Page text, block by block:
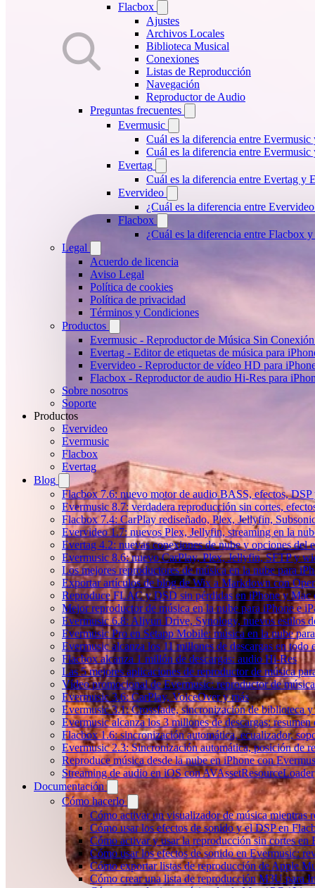
Flacbox
Ajustes
Archivos Locales
Biblioteca Musical
Conexiones
Listas de Reproducción
Navegación
Reproductor de Audio
Preguntas frecuentes
Evermusic
Cuál es la diferencia entre
Cuál es la diferencia entre
Evertag
Cuál es la diferencia entre Evertag y
Evervideo
¿Cuál es la diferencia entre
Flacbox
¿Cuál es la diferencia entre Flacbox
Legal
Acuerdo de licencia
Aviso Legal
Política de cookies
Política de privacidad
Términos y Condiciones
Productos
Evermusic - Reproductor de Música Sin
Evertag - Editor de etiquetas de música para
Evervideo - Reproductor de vídeo HD para
Flacbox - Reproductor de audio Hi-Res para
Sobre nosotros
Soporte
Productos
Evervideo
Evermusic
Flacbox
Evertag
Blog
Flacbox 7.6: nuevo motor de audio BASS, efectos,
Evermusic 8.7: verdadera reproducción sin cortes,
Flacbox 7.4: CarPlay rediseñado, Plex, Jellyfin,
Evervideo 1.7: nuevos Plex, Jellyfin, streaming en la
Evertag 4.2: nuevas conexiones de nube y opciones del
Evermusic 8.6: nuevo CarPlay, Plex, Jellyfin, SFTP y
Los mejores reproductores de música en la nube para
Exportar artículos de blog de Wix a Markdown con
Reproduce FLAC y DSD sin pérdidas en iPhone y Mac
Mejor reproductor de música en la nube para iPhone e
Evermusic 6.8: Aliyun Drive, Synology, nuevos estilos
Evermusic Pro en Setapp Mobile: música en la nube
Evermusic alcanza los 11 millones de descargas en todo
Flacbox alcanza 1 millón de descargas: audio Hi-Res
Las 5 mejores aplicaciones de reproductor de música
Vídeo promocional de Evermusic: reproductor de
Evermusic 3.6: CarPlay, VoiceOver y más
Evermusic 3.1: Crossfade, sincronización de biblioteca
Evermusic alcanza los 3 millones de descargas: resumen
Flacbox 1.6: sincronización automática, ecualizador,
Evermusic 2.3: Sincronización automática, posición de
Reproduce música desde la nube en iPhone con
Streaming de audio en iOS con AVAssetResourceLoader
Documentación
Cómo hacerlo
Cómo activar un visualizador de música mientras
Cómo usar los efectos de sonido y el DSP en
Cómo activar y usar la reproducción sin cortes en
Cómo usar los efectos de sonido en Evermusic:
Cómo exportar listas de reproducción de Apple
Cómo crear una lista de reproducción M3U para